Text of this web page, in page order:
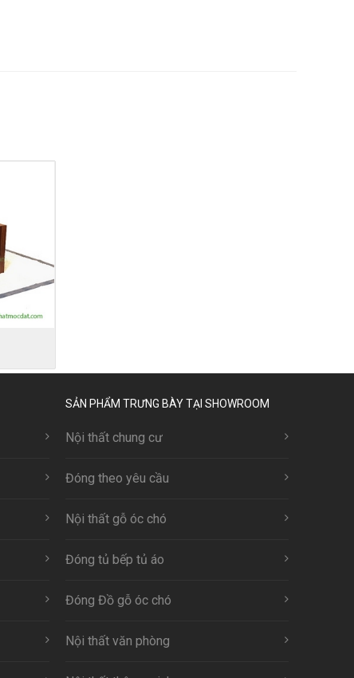
SẢN PHẨM TRƯNG BÀY TẠI SHOWROOM
Nội thất chung cư
Đóng theo yêu cầu
Nội thất gỗ óc chó
Đóng tủ bếp tủ áo
Đóng Đồ gỗ óc chó
Nội thất văn phòng